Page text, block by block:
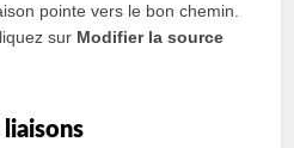
pointe vers le bon chemin.
sur Modifier la source
liaisons